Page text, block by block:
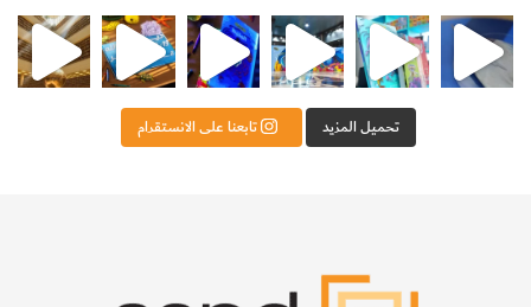
لشؤون الش
من الأعماق نكتشف ومن الكتب نتعلّم
⁨ ⁨ نتشرف بدعوتكم لزيارة جناح التقدم العلمي للنشر ⁨ رجعنا! ما كنّا بعيد! مجهزين لكم كل جديد!⁩
تحميل المزيد تابعنا على الانستقرام